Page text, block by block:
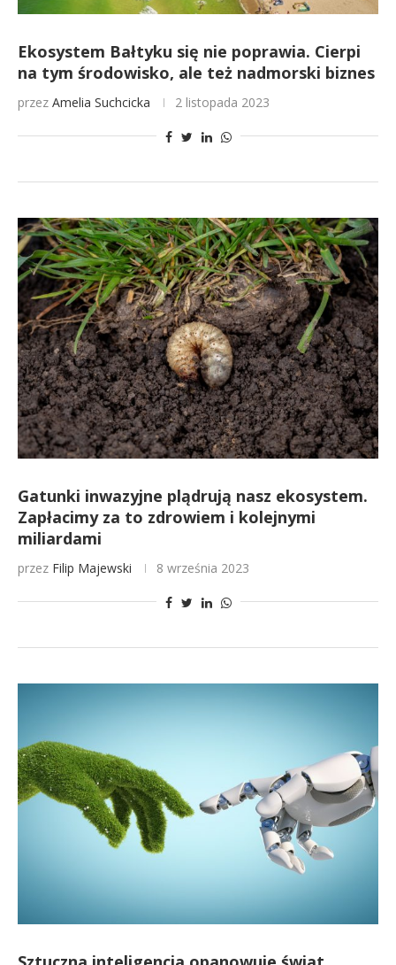
Ekosystem Bałtyku się nie poprawia. Cierpi
na tym środowisko, ale też nadmorski biznes
przez Amelia Suchcicka 2 listopada 2023
Gatunki inwazyjne plądrują nasz ekosystem.
Zapłacimy za to zdrowiem i kolejnymi
miliardami
przez Filip Majewski 8 września 2023